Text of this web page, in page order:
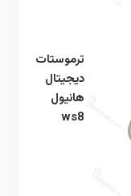
ترموستات
دیجیتال
هانیول
ws8